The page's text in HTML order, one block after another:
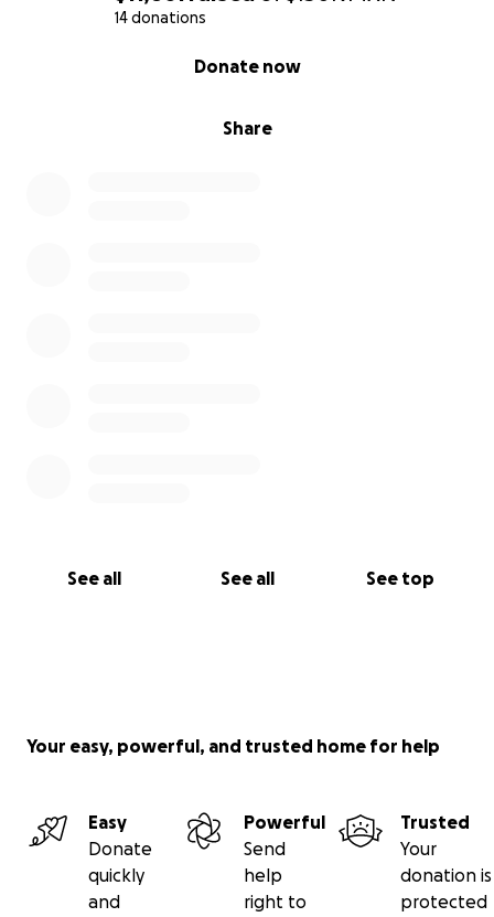
14 donations
Share
Donate now
See all See all See top
Your easy, powerful, and trusted home for help
Easy
Donate
quickly
and
Powerful
Send
help
right to
Trusted
Your
donation is
protected